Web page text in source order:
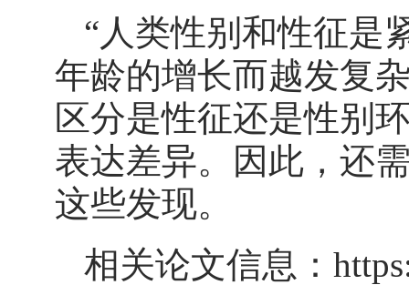
“人类性别和性征是
年龄的增长而越发复
区分是性征还是性别
表达差异。因此，还
这些发现。
相关论文信息：